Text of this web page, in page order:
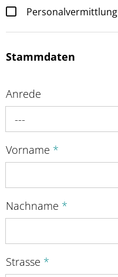
Personalvermittlung
Stammdaten
Anrede
---
Vorname *
Nachname *
Strasse *